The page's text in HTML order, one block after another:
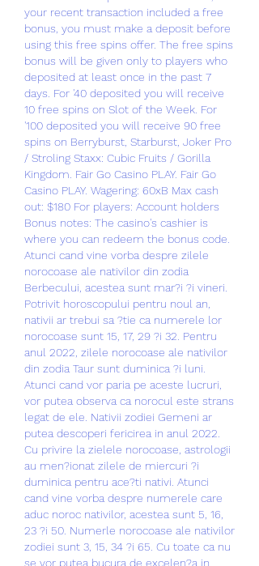
your recent transaction included a free
bonus, you must make a deposit before
using this free spins offer. The free spins
bonus will be given only to players who
deposited at least once in the past 7
days. For '40 deposited you will receive
10 free spins on Slot of the Week. For
'100 deposited you will receive 90 free
spins on Berryburst, Starburst, Joker Pro
/ Stroling Staxx: Cubic Fruits / Gorilla
Kingdom. Fair Go Casino PLAY. Fair Go
Casino PLAY. Wagering: 60xB Max cash
out: $180 For players: Account holders
Bonus notes: The casino's cashier is
where you can redeem the bonus code.
Atunci cand vine vorba despre zilele
norocoase ale nativilor din zodia
Berbecului, acestea sunt mar?i ?i vineri.
Potrivit horoscopului pentru noul an,
nativii ar trebui sa ?tie ca numerele lor
norocoase sunt 15, 17, 29 ?i 32. Pentru
anul 2022, zilele norocoase ale nativilor
din zodia Taur sunt duminica ?i luni.
Atunci cand vor paria pe aceste lucruri,
vor putea observa ca norocul este strans
legat de ele. Nativii zodiei Gemeni ar
putea descoperi fericirea in anul 2022.
Cu privire la zielele norocoase, astrologii
au men?ionat zilele de miercuri ?i
duminica pentru ace?ti nativi. Atunci
cand vine vorba despre numerele care
aduc noroc nativilor, acestea sunt 5, 16,
23 ?i 50. Numerle norocoase ale nativilor
zodiei sunt 3, 15, 34 ?i 65. Cu toate ca nu
se vor putea bucura de excelen?a in